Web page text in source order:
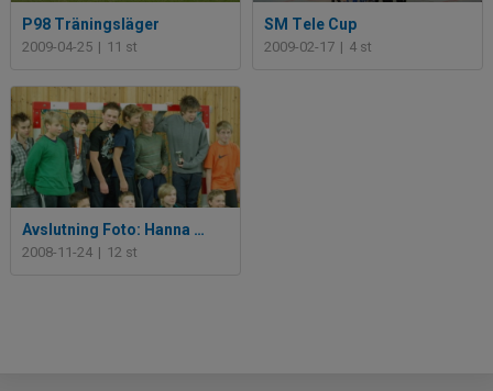
P98 Träningsläger
2009-04-25 | 11 st
SM Tele Cup
2009-02-17 | 4 st
Avslutning Foto: Hanna Petersson
2008-11-24 | 12 st